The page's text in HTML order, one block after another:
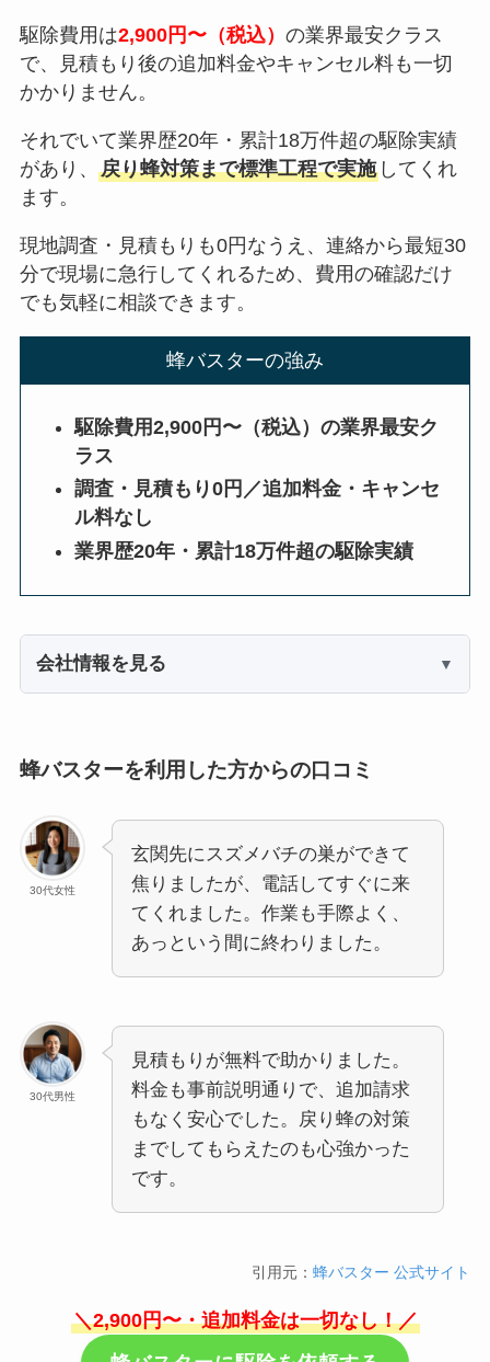
駆除費用は2,900円〜（税込） の業界最安クラス
で、見積もり後の追加料金やキャンセル料も一切
かかりません。
それでいて業界歴20年・累計18万件超の駆除実績
があり、 戻り蜂対策まで標準工程で実施してくれ
ます。
現地調査・見積もりも0円なうえ、連絡から最短30
分で現場に急行してくれるため、費用の確認だけ
でも気軽に相談できます。
蜂バスターの強み
駆除費用2,900円〜（税込）の業界最安ク
ラス
調査・見積もり0円／追加料金・キャンセ
ル料なし
業界歴20年・累計18万件超の駆除実績
会社情報を見る
蜂バスターを利用した方からの口コミ
30代女性
玄関先にスズメバチの巣ができて
焦りましたが、電話してすぐに来
てくれました。作業も手際よく、
あっという間に終わりました。
30代男性
見積もりが無料で助かりました。
料金も事前説明通りで、追加請求
もなく安心でした。戻り蜂の対策
までしてもらえたのも心強かった
です。
引用元：蜂バスター 公式サイト
＼2,900円〜・追加料金は一切なし！／